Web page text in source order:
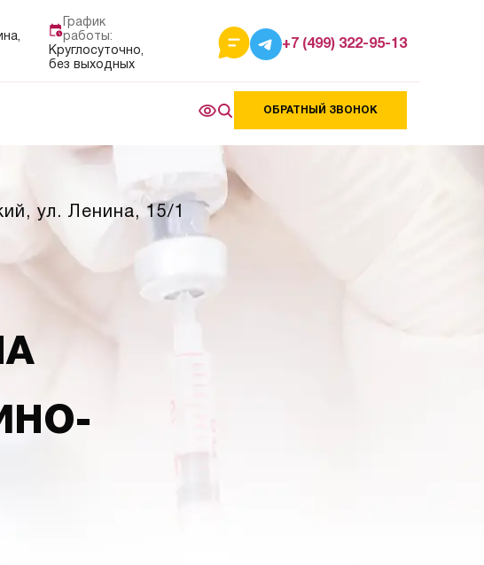
График
работы:
Круглосуточно,
без выходных
+7 (499) 322-95-13
ОБРАТНЫЙ ЗВОНОК
ул. Ленина, 15/1